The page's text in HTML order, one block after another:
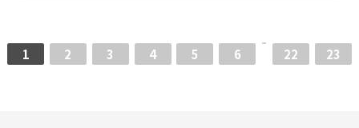
1 2 3 4 5 6 22 23